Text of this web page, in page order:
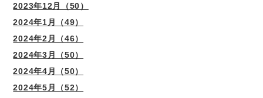
2023年12月（50）
2024年1月（49）
2024年2月（46）
2024年3月（50）
2024年4月（50）
2024年5月（52）